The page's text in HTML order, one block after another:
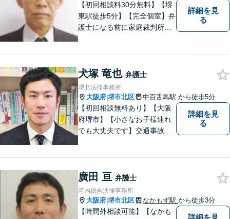
【初回相談料30分無料】【堺
東駅徒歩5分】【完全個室】弁
護士になる前に家庭裁判所で
ので、家庭裁判所の事件を中
心に丁寧に対応したいと思っ
ています。
詳細を見
る
犬塚 竜也 弁護士
堺北法律事務所
大阪府|堺市北区 中百舌鳥駅 から徒歩5分
【初回相談無料あり】【大阪
府堺市】【小さなお子様連れ
でも大丈夫です】交通事故、
詳細を見
る
廣田 亘 弁護士
河内総合法律事務所
大阪府|堺市北区 なかもず駅 から徒歩3分
【時間外相談可能】【なかも
詳細を見